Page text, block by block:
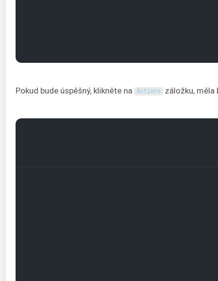
Pokud bude úspěšný, klikněte na Actions záložku, měla